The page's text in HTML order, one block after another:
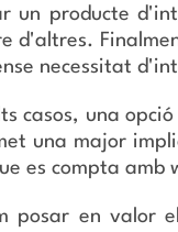
producte
d'altres.
necessitat
casos, una
una major
es compta amb
en valor